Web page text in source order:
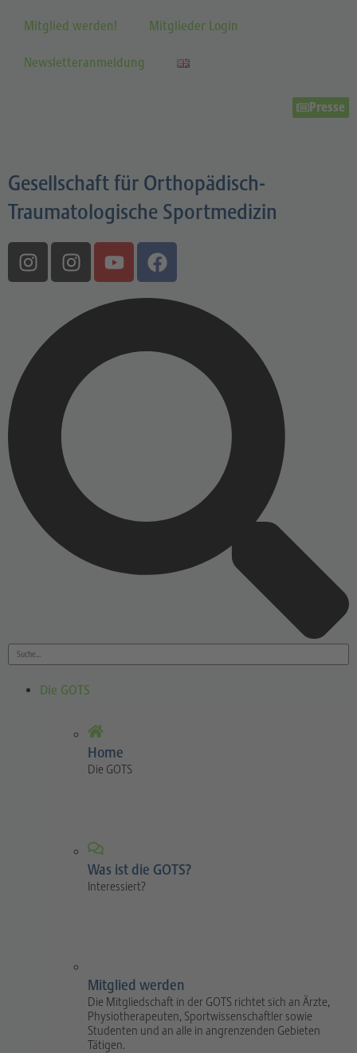
Mitglied werden! Mitglieder Login
Newsletteranmeldung
Presse
Gesellschaft für Orthopädisch-
Traumatologische Sportmedizin
Die GOTS
Home
Die GOTS
Was ist die GOTS?
Interessiert?
Mitglied werden
Die Mitgliedschaft in der GOTS richtet sich an Ärzte,
Physiotherapeuten, Sportwissenschaftler sowie
Studenten und an alle in angrenzenden Gebieten
Tätigen.